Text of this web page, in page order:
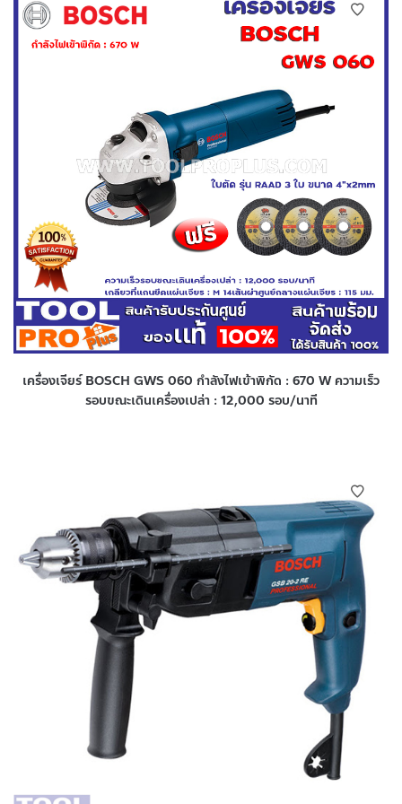
เครื่องเจียร์ BOSCH GWS 060 กำลังไฟเข้าพิกัด : 670 W ความเร็ว
รอบขณะเดินเครื่องเปล่า : 12,000 รอบ/นาที